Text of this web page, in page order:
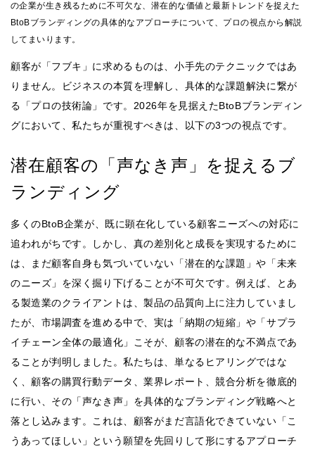
の企業が生き残るために不可欠な、潜在的な価値と最新トレンドを捉えた
BtoBブランディングの具体的なアプローチについて、プロの視点から解説
してまいります。
顧客が「フブキ」に求めるものは、小手先のテクニックではあ
りません。ビジネスの本質を理解し、具体的な課題解決に繋が
る「プロの技術論」です。2026年を見据えたBtoBブランディン
グにおいて、私たちが重視すべきは、以下の3つの視点です。
潜在顧客の「声なき声」を捉えるブ
ランディング
多くのBtoB企業が、既に顕在化している顧客ニーズへの対応に
追われがちです。しかし、真の差別化と成長を実現するために
は、まだ顧客自身も気づいていない「潜在的な課題」や「未来
のニーズ」を深く掘り下げることが不可欠です。例えば、とあ
る製造業のクライアントは、製品の品質向上に注力していまし
たが、市場調査を進める中で、実は「納期の短縮」や「サプラ
イチェーン全体の最適化」こそが、顧客の潜在的な不満点であ
ることが判明しました。私たちは、単なるヒアリングではな
く、顧客の購買行動データ、業界レポート、競合分析を徹底的
に行い、その「声なき声」を具体的なブランディング戦略へと
落とし込みます。これは、顧客がまだ言語化できていない「こ
うあってほしい」という願望を先回りして形にするアプローチ